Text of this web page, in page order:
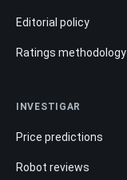
Editorial policy
Ratings methodology
INVESTIGAR
Price predictions
Robot reviews